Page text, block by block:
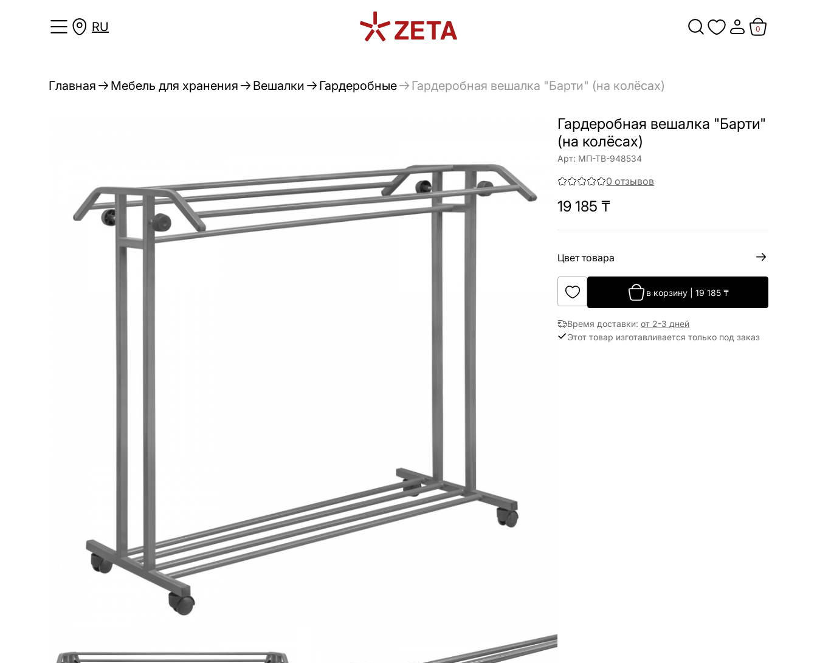
RU 0
Главная Мебель для хранения Вешалки Гардеробные Гардеробная вешалка "Барти" (на колёсах)
Гардеробная вешалка "Барти"
(на колёсах)
Арт: МП-ТВ-948534
0 отзывов
19 185 ₸
Цвет товара
в корзину |19 185 ₸
Время доставки:от 2-3 дней
Этот товар изготавливается только под заказ